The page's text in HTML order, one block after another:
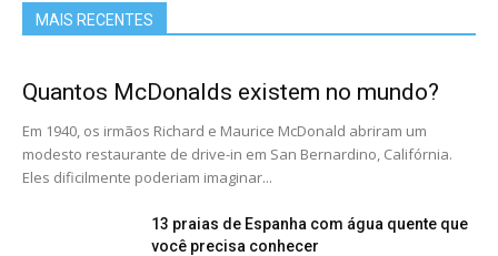
MAIS RECENTES
Quantos McDonalds existem no mundo?
Em 1940, os irmãos Richard e Maurice McDonald abriram um
modesto restaurante de drive-in em San Bernardino, Califórnia.
Eles dificilmente poderiam imaginar...
13 praias de Espanha com água quente que
você precisa conhecer